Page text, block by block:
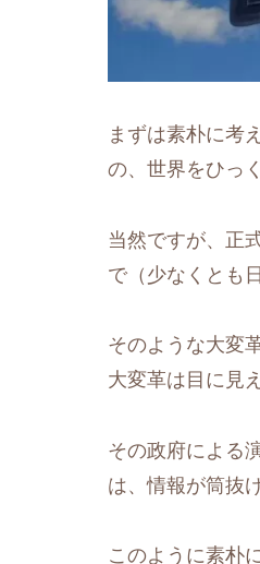
まずは素朴に考
の、世界をひっ
当然ですが、正
で（少なくとも
そのような大変
大変革は目に見
その政府による
は、情報が筒抜
このように素朴